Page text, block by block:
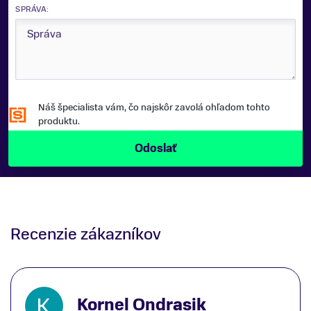
SPRÁVA:
Náš špecialista vám, čo najskôr zavolá ohľadom tohto
produktu.
Recenzie zákazníkov
Kornel Ondrasik